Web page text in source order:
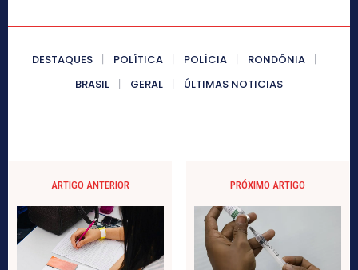
DESTAQUES POLÍTICA POLÍCIA
RONDÔNIA
BRASIL
GERAL ÚLTIMAS NOTICIAS
ARTIGO ANTERIOR PRÓXIMO ARTIGO